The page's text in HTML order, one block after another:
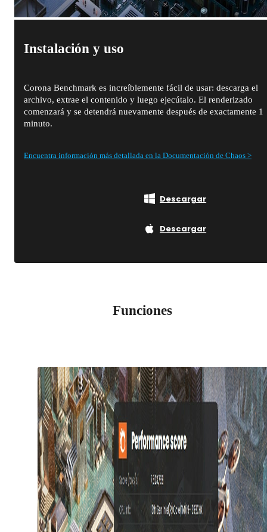
Instalación y uso
Corona Benchmark es increíblemente fácil de usar: descarga el
archivo, extrae el contenido y luego ejecútalo. El renderizado
comenzará y se detendrá nuevamente después de exactamente 1
minuto.
Encuentra información más detallada en la Documentación de Chaos >
Descargar
Descargar
Funciones